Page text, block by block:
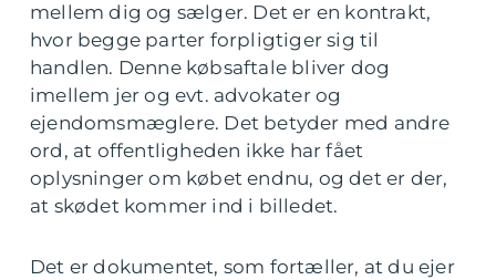
mellem dig og sælger. Det er en kontrakt,
hvor begge parter forpligtiger sig til
handlen. Denne købsaftale bliver dog
imellem jer og evt. advokater og
ejendomsmæglere. Det betyder med andre
ord, at offentligheden ikke har fået
oplysninger om købet endnu, og det er der,
at skødet kommer ind i billedet.
Det er dokumentet, som fortæller, at du ejer